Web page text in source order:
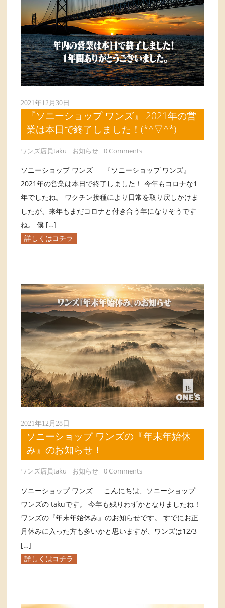
2021年12月30日
『ソニーショップ ワンズ』 2021年の営
業は本日で終了しました！(*^▽^*)
ワンズ店員taku お知らせ 0 Comments
ソニーショップ ワンズ 『ソニーショップ ワンズ』
2021年の営業は本日で終了しました！ 今年もコロナな1
年でしたね。 ワクチン接種により日常を取り戻しかけま
したが、来年もまだコロナと付き合う年になりそうです
ね。 僕 […]
詳しくはコチラ
2021年12月28日
ソニーショップ ワンズの『年末年始休
み』のお知らせ！
ワンズ店員taku お知らせ 0 Comments
ソニーショップ ワンズ こんにちは、ソニーショップ
ワンズの takuです。 今年も残りわずかとなりましたね！
ワンズの『年末年始休み』のお知らせです。 すでにお正
月休みに入った方も多いかと思いますが、ワンズは12/3
[…]
詳しくはコチラ